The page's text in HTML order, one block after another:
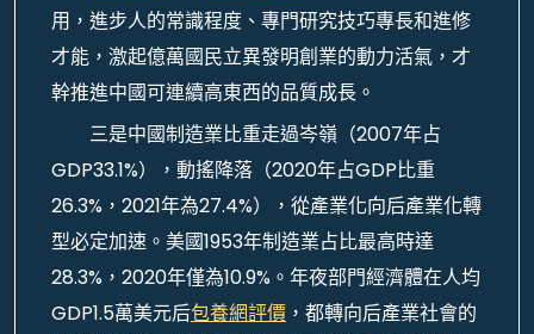
用，進步人的常識程度、專門研究技巧專長和進修
才能，激起億萬國民立異發明創業的動力活氣，才
幹推進中國可連續高東西的品質成長。
三是中國制造業比重走過岑嶺（2007年占
GDP33.1%），動搖降落（2020年占GDP比重
26.3%，2021年為27.4%），從產業化向后產業化轉
型必定加速。美國1953年制造業占比最高時達
28.3%，2020年僅為10.9%。年夜部門經濟體在人均
GDP1.5萬美元后包養網評價 ，都轉向后產業社會的